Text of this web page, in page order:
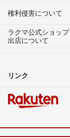
権利侵害について
ラクマ公式ショップ
出店について
リンク